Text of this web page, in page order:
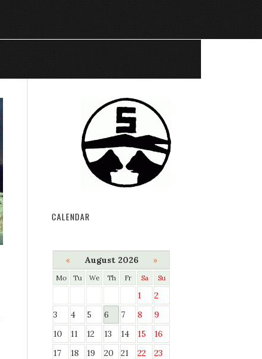
CALENDAR
« August 2026 »
Mo Tu We Th Fr Sa Su
1
2
3
4 5 6 7 8
9
10
11 12 13 14 15
16
17
18 19 20 21 22
23